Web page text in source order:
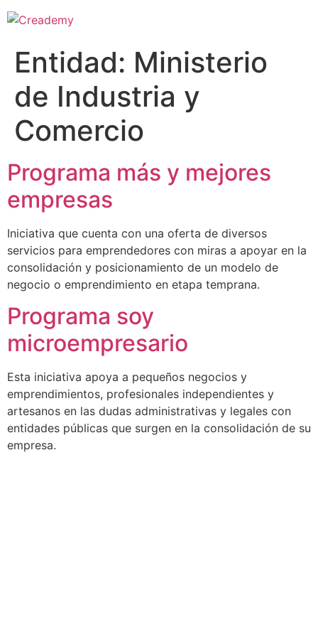
Entidad: Ministerio
de Industria y
Comercio
Programa más y mejores
empresas
Iniciativa que cuenta con una oferta de diversos
servicios para emprendedores con miras a apoyar en la
consolidación y posicionamiento de un modelo de
negocio o emprendimiento en etapa temprana.
Programa soy
microempresario
Esta iniciativa apoya a pequeños negocios y
emprendimientos, profesionales independientes y
artesanos en las dudas administrativas y legales con
entidades públicas que surgen en la consolidación de su
empresa.